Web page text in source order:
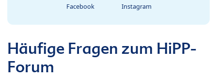
Facebook Instagram
Häufige Fragen zum HiPP-
Forum